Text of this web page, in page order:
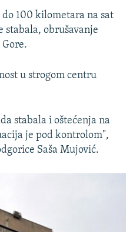
100 kilometara na sat
stabala, obrušavanje
u strogom centru
stabala i oštećenja na
je pod kontrolom",
Saša Mujović.